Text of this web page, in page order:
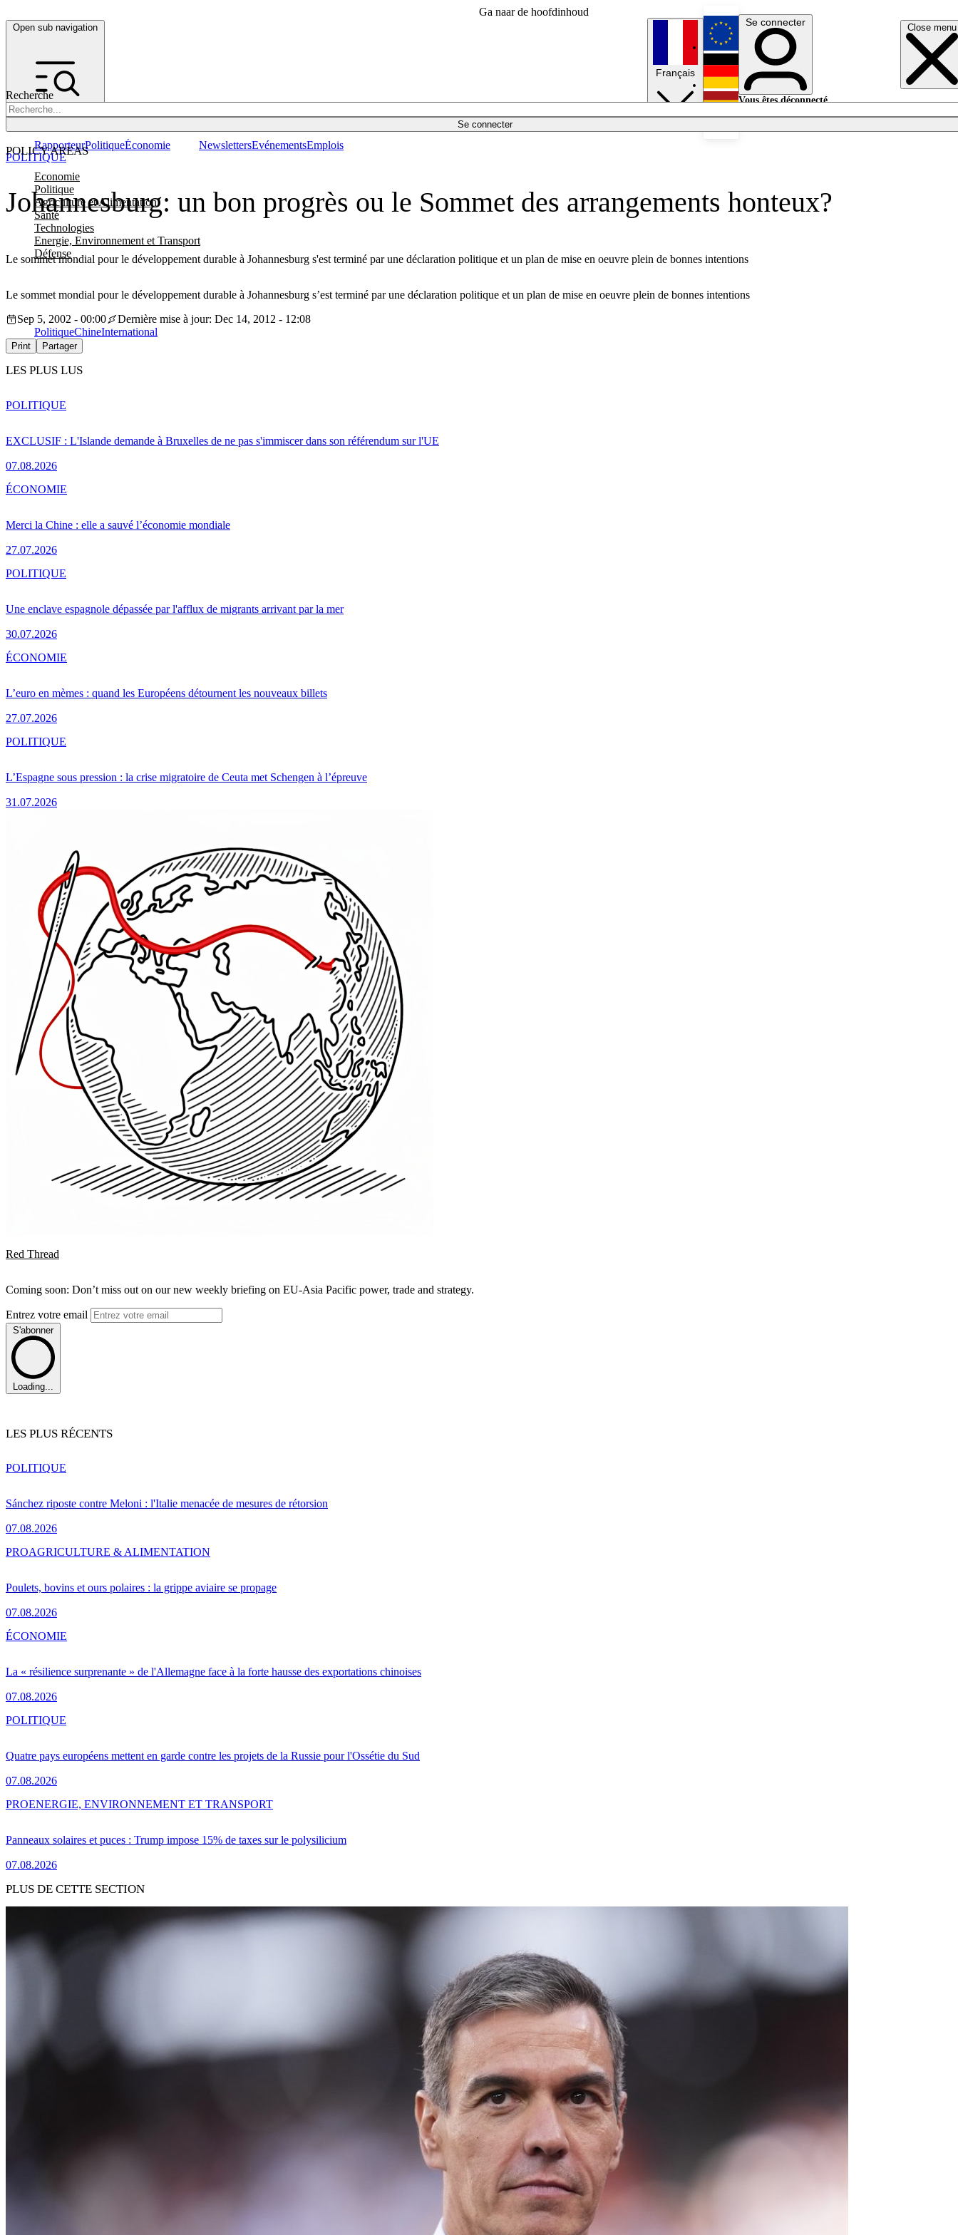
Ga naar de hoofdinhoud
Open sub navigation Close menu
Recherche
Se connecter
POLICY AREAS
Economie
Politique
Agriculture et Alimentation
Santé
Technologies
Energie, Environnement et Transport
Défense
RapporteurPolitiqueÉconomie NewslettersEvénementsEmplois
Français
English
Deutsch
Se connecter
Vous êtes déconnecté.
Johannesburg: un bon progrès ou le Sommet des arrangements honteux?
Le sommet mondial pour le développement durable à Johannesburg s'est terminé par une déclaration politique et un plan de mise en oeuvre plein de bonnes intentions
POLITIQUE
Le sommet mondial pour le développement durable à Johannesburg s’est terminé par une déclaration politique et un plan de mise en oeuvre plein de bonnes intentions
Sep 5, 2002 - 00:00
Dernière mise à jour: Dec 14, 2012 - 12:08
PolitiqueChineInternational
Print Partager
LES PLUS LUS
EXCLUSIF : L'Islande demande à Bruxelles de ne pas s'immiscer dans son référendum sur l'UE
07.08.2026
POLITIQUE
Merci la Chine : elle a sauvé l’économie mondiale
27.07.2026
ÉCONOMIE
Une enclave espagnole dépassée par l'afflux de migrants arrivant par la mer
30.07.2026
POLITIQUE
L’euro en mèmes : quand les Européens détournent les nouveaux billets
27.07.2026
ÉCONOMIE
L’Espagne sous pression : la crise migratoire de Ceuta met Schengen à l’épreuve
31.07.2026
POLITIQUE
Red Thread
Coming soon: Don’t miss out on our new weekly briefing on EU-Asia Pacific power, trade and strategy.
Entrez votre email
S'abonner
Loading...
LES PLUS RÉCENTS
Sánchez riposte contre Meloni : l'Italie menacée de mesures de rétorsion
07.08.2026
POLITIQUE
Poulets, bovins et ours polaires : la grippe aviaire se propage
07.08.2026
PROAGRICULTURE & ALIMENTATION
La « résilience surprenante » de l'Allemagne face à la forte hausse des exportations chinoises
07.08.2026
ÉCONOMIE
Quatre pays européens mettent en garde contre les projets de la Russie pour l'Ossétie du Sud
07.08.2026
POLITIQUE
Panneaux solaires et puces : Trump impose 15% de taxes sur le polysilicium
07.08.2026
PROENERGIE, ENVIRONNEMENT ET TRANSPORT
PLUS DE CETTE SECTION